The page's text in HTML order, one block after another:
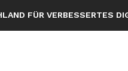
FÜR VERBESSERTES